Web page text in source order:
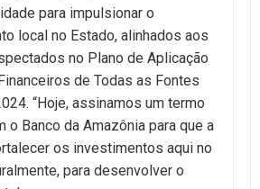
para impulsionar o
local no Estado, alinhados aos
no Plano de Aplicação
de Todas as Fontes
“Hoje, assinamos um termo
o Banco da Amazônia para que a
os investimentos aqui no
para desenvolver o